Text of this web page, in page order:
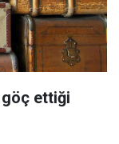
göç ettiği